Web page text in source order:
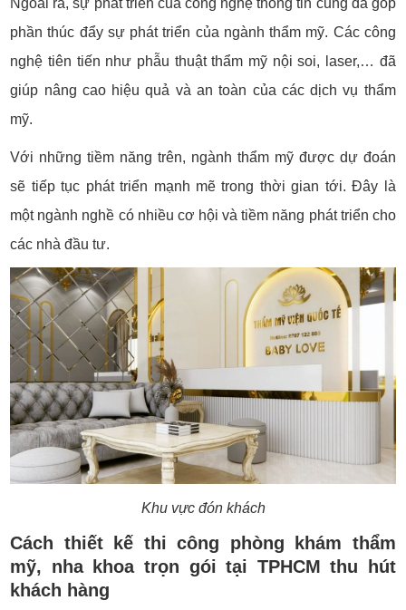
Ngoài ra, sự phát triển của công nghệ thông tin cũng đã góp
phần thúc đẩy sự phát triển của ngành thẩm mỹ. Các công
nghệ tiên tiến như phẫu thuật thẩm mỹ nội soi, laser,… đã
giúp nâng cao hiệu quả và an toàn của các dịch vụ thẩm
mỹ.
Với những tiềm năng trên, ngành thẩm mỹ được dự đoán
sẽ tiếp tục phát triển mạnh mẽ trong thời gian tới. Đây là
một ngành nghề có nhiều cơ hội và tiềm năng phát triển cho
các nhà đầu tư.
Khu vực đón khách
Cách thiết kế thi công phòng khám thẩm
mỹ, nha khoa trọn gói tại TPHCM thu hút
khách hàng